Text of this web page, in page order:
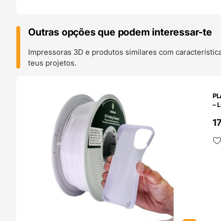
Outras opções que podem interessar-te
Impressoras 3D e produtos similares com
teus projetos.
–